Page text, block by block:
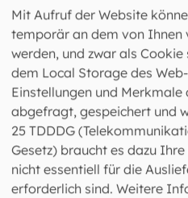
©
Lesen Sie hier den
und Freisingin voller
Lesen Sie hier nähere
Benedikt XVI. und
Mit Aufruf der Website
temporär an dem von Ihnen
werden, und zwar als
dem Local Storage des
Einstellungen und
abgefragt, gespeichert und
25 TDDDG
Gesetz) braucht es dazu
nicht essentiell für die
erforderlich sind. Weitere